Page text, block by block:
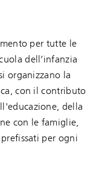
per tutte le
dell’infanzia
organizzano la
con il contributo
della
con le famiglie,
per ogni